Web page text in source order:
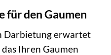
für den Gaumen
Darbietung erwartet
Ihren Gaumen